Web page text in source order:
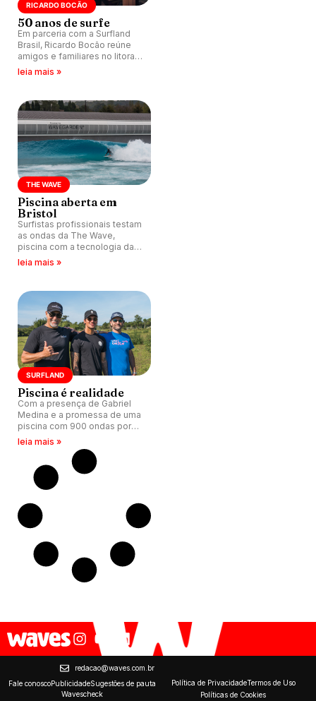
RICARDO BOCÃO
50 anos de surfe
Em parceria com a Surfland
Brasil, Ricardo Bocão reúne
amigos e familiares no litoral
sul catarinense para
leia mais »
THE WAVE
Piscina aberta em
Bristol
Surfistas profissionais testam
as ondas da The Wave,
piscina com a tecnologia da
Wavegarden Cove que abre
leia mais »
SURFLAND
Piscina é realidade
Com a presença de Gabriel
Medina e a promessa de uma
piscina com 900 ondas por
hora, entre esquerdas e
direitas clássicas, ambicioso
projeto Surfland é lançado no
litoral sul catarinense.
leia mais »
redacao@waves.com.br
Fale conoscoPublicidadeSugestões de pauta
Wavescheck
Política de PrivacidadeTermos de Uso
Políticas de Cookies